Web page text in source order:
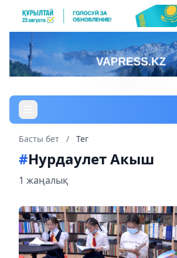
Басты бет / Тег
#Нурдаулет Акыш
1 жаңалық